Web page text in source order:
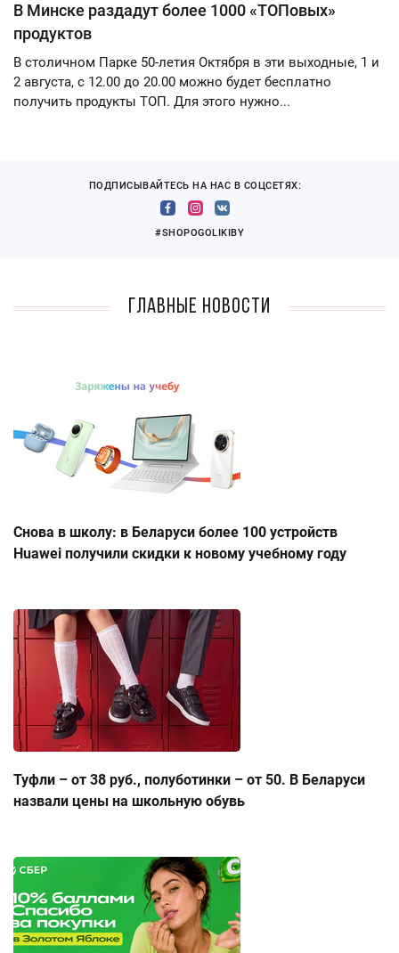
В Минске раздадут более 1000 «ТОПовых»
продуктов
В столичном Парке 50-летия Октября в эти выходные, 1 и
2 августа, с 12.00 до 20.00 можно будет бесплатно
получить продукты ТОП. Для этого нужно...
ПОДПИСЫВАЙТЕСЬ НА НАС В СОЦСЕТЯХ:
#SHOPOGOLIKIBY
Главные новости
Снова в школу: в Беларуси более 100 устройств
Huawei получили скидки к новому учебному году
Туфли – от 38 руб., полуботинки – от 50. В Беларуси
назвали цены на школьную обувь